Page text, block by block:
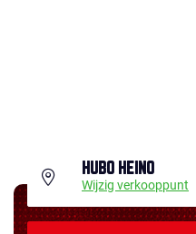
HUBO HEINO
Wijzig verkooppunt